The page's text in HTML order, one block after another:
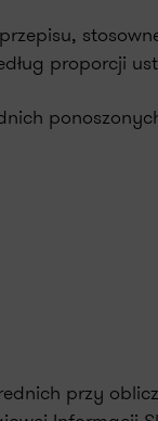
proporcji
przy